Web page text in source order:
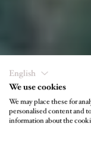
English
We use cookies
We may place these for
personalised content and
information about the